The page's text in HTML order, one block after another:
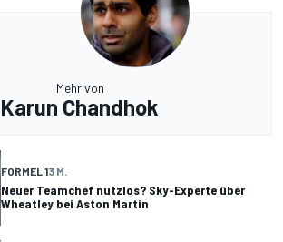
Mehr von
Karun Chandhok
FORMEL 13 M.
Neuer Teamchef nutzlos? Sky-Experte über
Wheatley bei Aston Martin